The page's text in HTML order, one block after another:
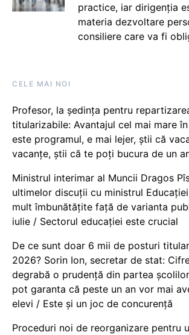
practice, iar dirigenția
materia dezvoltare
consiliere care va fi
CELE MAI NOI
Profesor, la ședința pentru
titularizabile: Avantajul cel mai mare
este programul, e mai lejer, știi că
vacanţe, știi că te poți bucura de un
Ministrul interimar al Muncii Dragos
ultimelor discuții cu ministrul
mult îmbunătățite față de varianta
iulie / Sectorul educației este crucial
De ce sunt doar 6 mii de posturi
2026? Sorin Ion, secretar de stat:
degrabă o prudență din partea
pot garanta că peste un an vor mai
elevi / Este și un joc de concurență
Proceduri noi de reorganizare pentru